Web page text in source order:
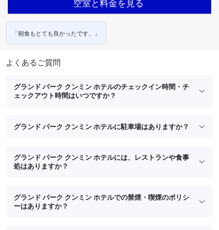
空室と料金を見る
「朝食もとても良かったです。」
よくあるご質問
グランド パーク クンミン ホテルのチェックイン時間・チ
ェックアウト時間はいつですか？
グランド パーク クンミン ホテルに駐車場はありますか？
グランド パーク クンミン ホテルには、レストランや食事
処はありますか？
グランド パーク クンミン ホテルでの禁煙・喫煙のポリシ
ーはありますか？